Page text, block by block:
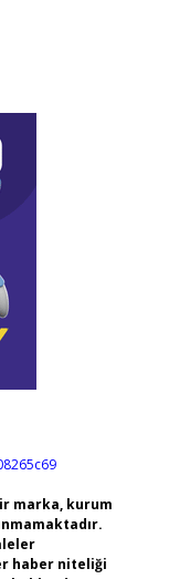
marka, kurum
haber niteliği